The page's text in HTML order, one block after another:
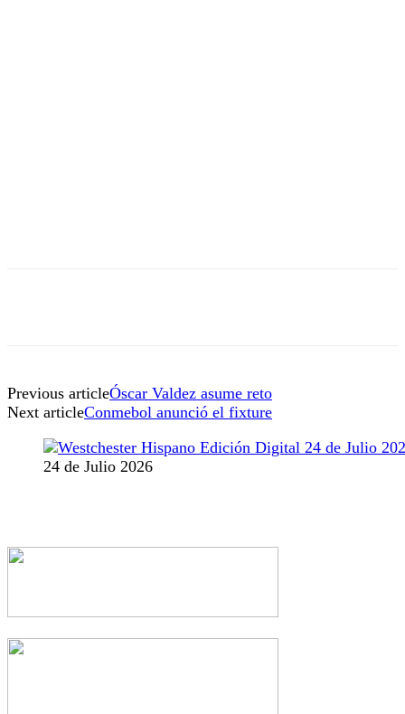
Previous articleÓscar Valdez asume reto
Next articleConmebol anunció el fixture
24 de Julio 2026